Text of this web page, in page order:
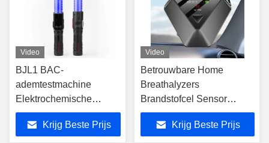
Video
BJL1 BAC-
ademtestmachine
Elektrochemische
brandstofcel sensor
Krijg Beste Prijs
Video
Betrouwbare Home
Breathalyzers
Brandstofcel Sensor
Breathalyzer Voor BAC
DetectieKrijg Beste Prijs